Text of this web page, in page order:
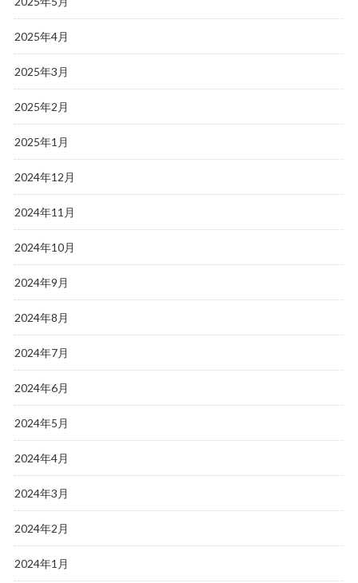
2025年4月
2025年3月
2025年2月
2025年1月
2024年12月
2024年11月
2024年10月
2024年9月
2024年8月
2024年7月
2024年6月
2024年5月
2024年4月
2024年3月
2024年2月
2024年1月